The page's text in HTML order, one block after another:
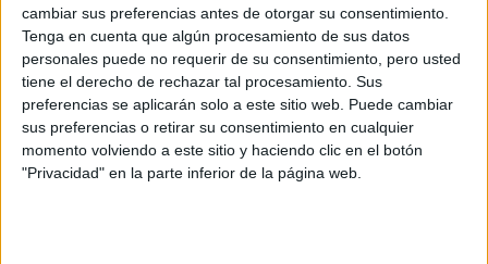
cambiar sus preferencias antes de otorgar su consentimiento.
Tenga en cuenta que algún procesamiento de sus datos
personales puede no requerir de su consentimiento, pero usted
tiene el derecho de rechazar tal procesamiento. Sus
preferencias se aplicarán solo a este sitio web. Puede cambiar
sus preferencias o retirar su consentimiento en cualquier
momento volviendo a este sitio y haciendo clic en el botón
"Privacidad" en la parte inferior de la página web.
Producto
Producto
Web pensada para poder ofrecer diferentes
productos propios y ajenos para que los
aficionados los puedan adquirir